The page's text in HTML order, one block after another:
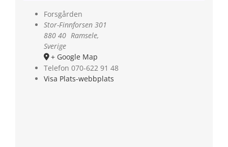
Forsgården
Stor-Finnforsen 301
880 40 Ramsele,
Sverige
+ Google Map
Telefon 070-622 91 48
Visa Plats-webbplats